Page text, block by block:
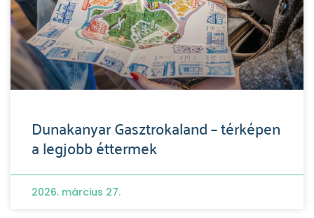
Dunakanyar Gasztrokaland – térképen
a legjobb éttermek
2026. március 27.